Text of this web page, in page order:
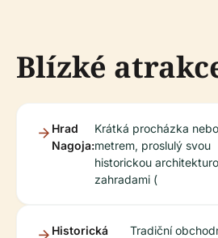
Blízké
Hrad
Nagoja:
Krátká procházka
metrem, proslulý svou
historickou
zahradami (
Historická
Tradiční